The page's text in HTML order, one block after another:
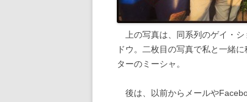
上の写真は、同系列のゲイ・シ
ドウ。二枚目の写真で私と一緒
ターのミーシャ。
後は、以前からメールや